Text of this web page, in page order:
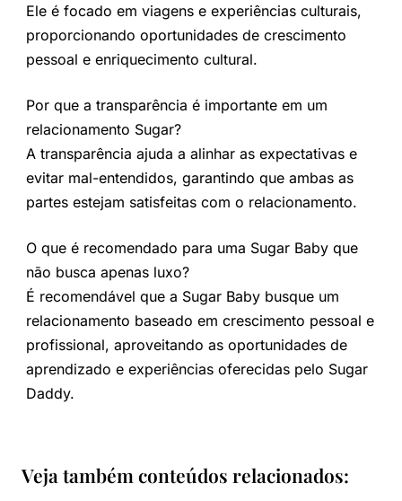
Ele é focado em viagens e experiências culturais,
proporcionando oportunidades de crescimento
pessoal e enriquecimento cultural.
Por que a transparência é importante em um
relacionamento Sugar?
A transparência ajuda a alinhar as expectativas e
evitar mal-entendidos, garantindo que ambas as
partes estejam satisfeitas com o relacionamento.
O que é recomendado para uma Sugar Baby que
não busca apenas luxo?
É recomendável que a Sugar Baby busque um
relacionamento baseado em crescimento pessoal e
profissional, aproveitando as oportunidades de
aprendizado e experiências oferecidas pelo Sugar
Daddy.
Veja também conteúdos relacionados: